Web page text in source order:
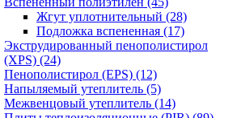
Жгут уплотнительный (28)
Подложка вспененная (17)
Экструдированный пенополистирол
(XPS) (24)
Пенополистирол (EPS) (12)
Напыляемый утеплитель (5)
Межвенцовый утеплитель (14)